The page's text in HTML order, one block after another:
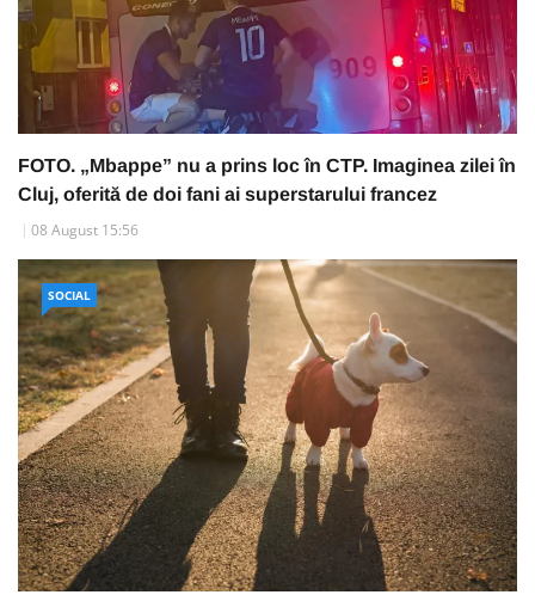
FOTO. „Mbappe” nu a prins loc în CTP. Imaginea zilei în
Cluj, oferită de doi fani ai superstarului francez
08 August 15:56
SOCIAL